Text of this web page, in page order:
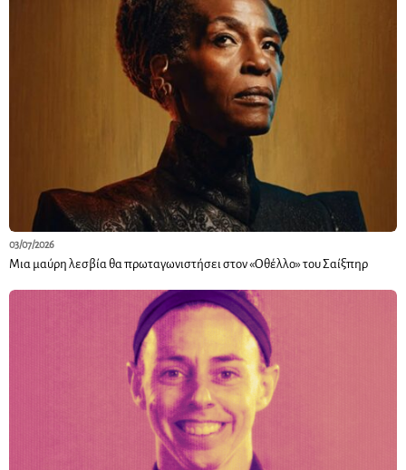
03/07/2026
Μια μαύρη λεσβία θα πρωταγωνιστήσει στον «Οθέλλο» του Σαίξπηρ